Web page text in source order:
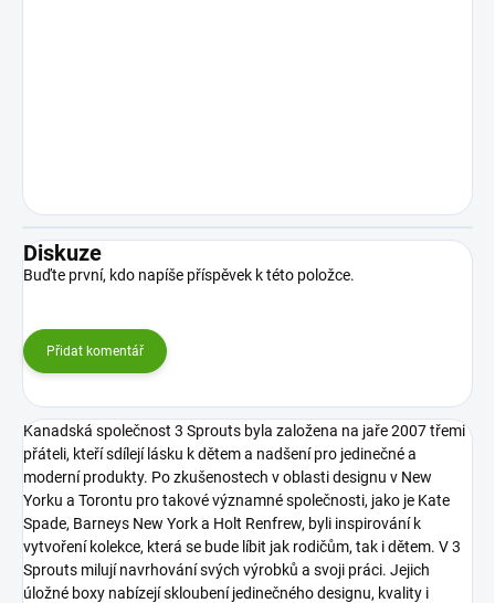
Diskuze
Buďte první, kdo napíše příspěvek k této položce.
Přidat komentář
Kanadská společnost 3 Sprouts byla založena na jaře 2007 třemi
přáteli, kteří sdílejí lásku k dětem a nadšení pro jedinečné a
moderní produkty. Po zkušenostech v oblasti designu v New
Yorku a Torontu pro takové významné společnosti, jako je Kate
Spade, Barneys New York a Holt Renfrew, byli inspirování k
vytvoření kolekce, která se bude líbit jak rodičům, tak i dětem. V 3
Sprouts milují navrhování svých výrobků a svoji práci. Jejich
úložné boxy nabízejí skloubení jedinečného designu, kvality i